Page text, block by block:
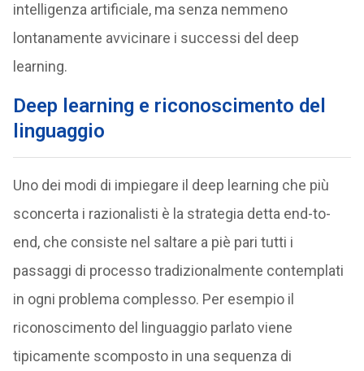
intelligenza artificiale, ma senza nemmeno
lontanamente avvicinare i successi del deep
learning.
Deep learning e riconoscimento del
linguaggio
Uno dei modi di impiegare il deep learning che più
sconcerta i razionalisti è la strategia detta end-to-
end, che consiste nel saltare a piè pari tutti i
passaggi di processo tradizionalmente contemplati
in ogni problema complesso. Per esempio il
riconoscimento del linguaggio parlato viene
tipicamente scomposto in una sequenza di